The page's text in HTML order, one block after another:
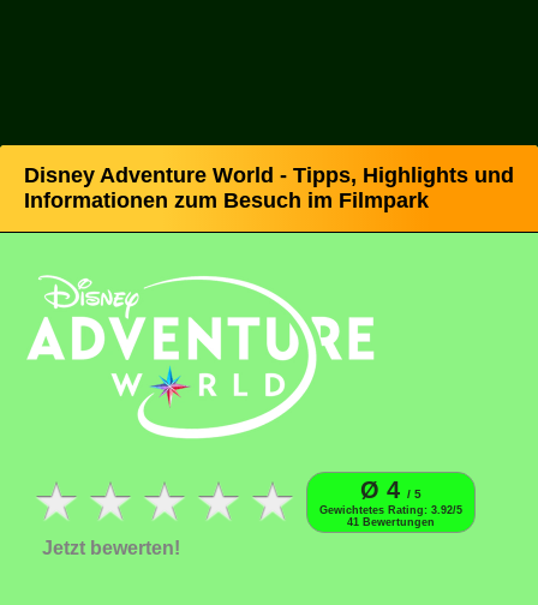
Disney Adventure World - Tipps, Highlights und
Informationen zum Besuch im Filmpark
Ø 4 / 5
Gewichtetes Rating: 3.92/5
41 Bewertungen
Jetzt bewerten!